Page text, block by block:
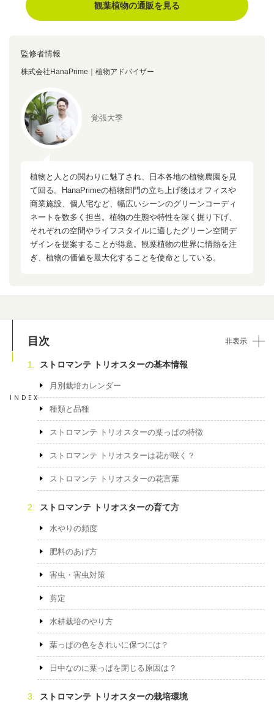
観葉植物の通販を見る
監修者情報
株式会社HanaPrime｜植物アドバイザー
覚張大季
植物と人との関わりに魅了され、日本各地の植物農園を見
て回る。HanaPrimeの植物部門の立ち上げ後はオフィスや
商業施設、個人宅など、幅広いシーンのグリーンコーディ
ネートを数多く担当。植物の生態や特性を深く掘り下げ、
それぞれの空間やライフスタイルに適したグリーン空間デ
ザインを提案することが得意。観葉植物の世界に情熱を注
ぎ、植物の価値を最大化することを使命としている。
INDEX
目次 非表示
ストロマンテ トリオスターの基本情報
月別栽培カレンダー
種類と品種
ストロマンテ トリオスターの葉っぱの特徴
ストロマンテ トリオスターは花が咲く？
ストロマンテ トリオスターの花言葉
ストロマンテ トリオスターの育て方
水やりの頻度
肥料のあげ方
害虫・害虫対策
剪定
水耕栽培のやり方
葉っぱの色をきれいに保つには？
日中なのに葉っぱを閉じる原因は？
ストロマンテ トリオスターの栽培環境